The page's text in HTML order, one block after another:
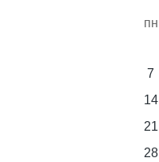
пн
7
14
21
28